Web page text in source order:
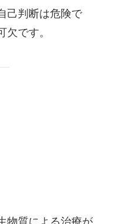
己判断は危険で
です。
物質による治療が